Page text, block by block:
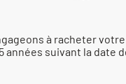
à racheter
années suivant la date